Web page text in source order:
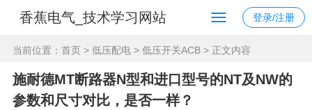
香蕉电气_技术学习网站 登录/注册
当前位置： 首页 > 低压配电 > 低压开关ACB > 正文内容
施耐德MT断路器N型和进口型号的NT及NW的
参数和尺寸对比，是否一样？